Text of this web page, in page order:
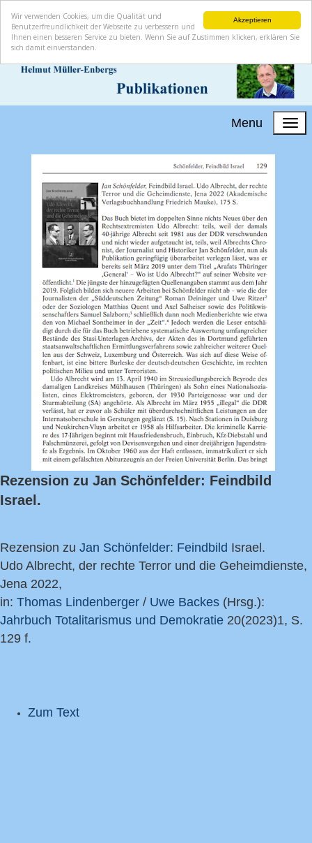
Akzeptieren
Wir verwenden Cookies, um die Qualität und
Benutzerfreundlichkeit der Webseite zu verbessern und
Ihnen einen besseren Service zu bieten. Wenn Sie auf Zustimmen klicken, erklären Sie
sich damit einverstanden.
Menu
Rezension zu Jan Schönfelder: Feindbild
Israel.
Rezension zu Jan Schönfelder: Feindbild Israel.
Udo Albrecht, der rechte Terror und die Geheimdienste,
Jena 2022,
in: Thomas Lindenberger / Uwe Backes (Hrsg.):
Jahrbuch Totalitarismus und Demokratie 20(2023)1, S.
129 f.
Zum Text